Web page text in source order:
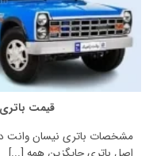
قیمت
مشخصات باتری نیسان وانت